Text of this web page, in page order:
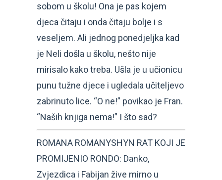
sobom u školu! Ona je pas kojem
djeca čitaju i onda čitaju bolje i s
veseljem. Ali jednog ponedjeljka kad
je Neli došla u školu, nešto nije
mirisalo kako treba. Ušla je u učionicu
punu tužne djece i ugledala učiteljevo
zabrinuto lice. “O ne!” povikao je Fran.
“Naših knjiga nema!” I što sad?
ROMANA ROMANYSHYN RAT KOJI JE
PROMIJENIO RONDO: Danko,
Zvjezdica i Fabijan žive mirno u